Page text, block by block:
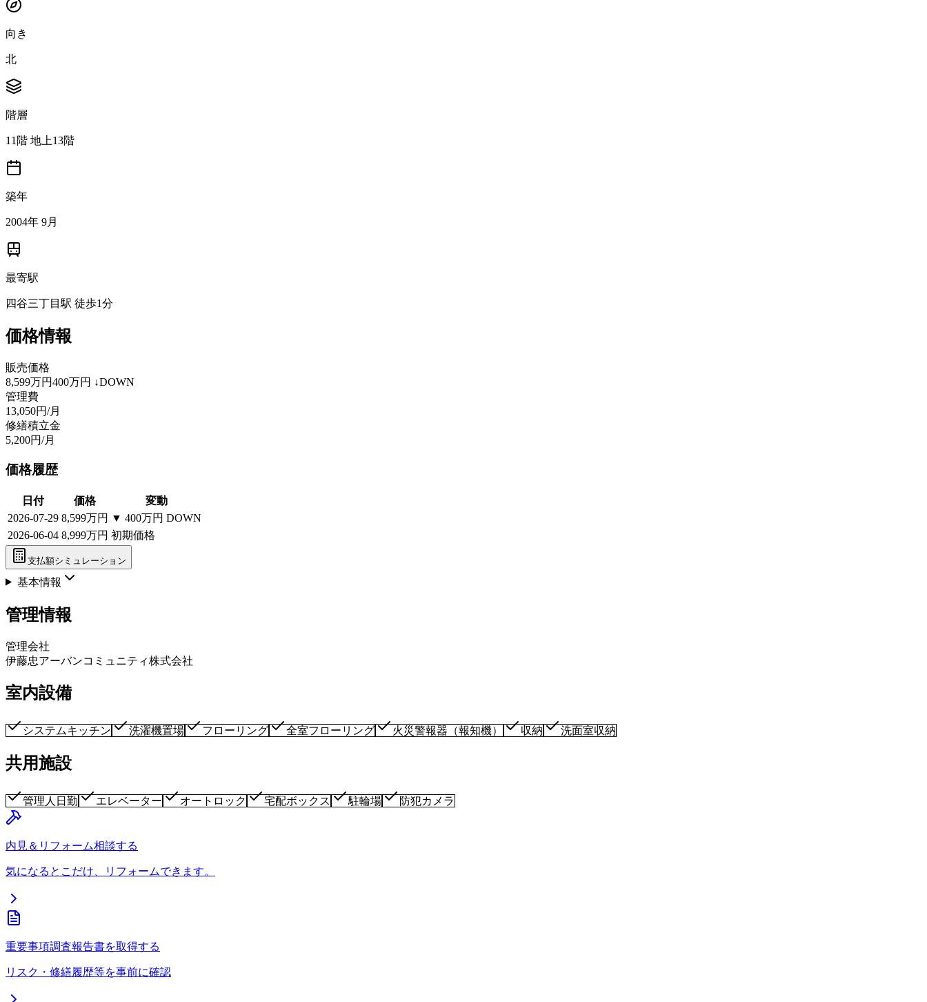
向き
北
階層
11階 地上13階
築年
2004年 9月
最寄駅
四谷三丁目駅 徒歩1分
価格情報
販売価格
8,599万円400万円 ↓DOWN
管理費
13,050円/月
修繕積立金
5,200円/月
価格履歴
日付 価格
変動
2026-07-29 8,599万円 ▼ 400万円 DOWN
2026-06-04 8,999万円 初期価格
支払額シミュレーション
基本情報
管理情報
管理会社
伊藤忠アーバンコミュニティ株式会社
室内設備
システムキッチン 洗濯機置場 フローリング 全室フローリング 火災警報器（報知機） 収納 洗面室収納
共用施設
管理人日勤 エレベーター オートロック 宅配ボックス 駐輪場 防犯カメラ
内見＆リフォーム相談する
気になるとこだけ、リフォームできます。
重要事項調査報告書を取得する
リスク・修繕履歴等を事前に確認